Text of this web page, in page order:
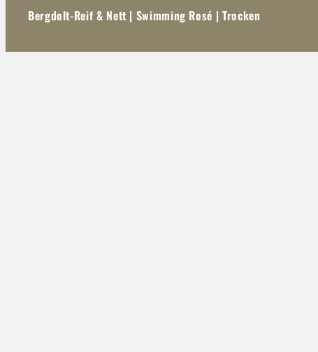
Bergdolt-Reif & Nett | Swimming Rosé | Trocken